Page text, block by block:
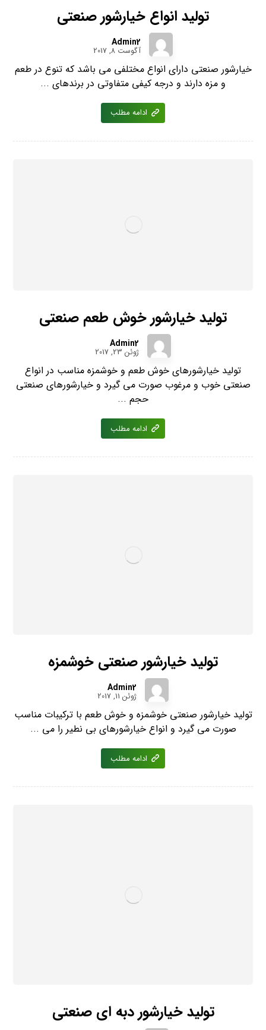
تولید انواع خیارشور صنعتی
Admin2
آگوست 8, 2017
خیارشور صنعتی دارای انواع مختلفی می باشد که تنوع در طعم
و مزه دارند و درجه کیفی متفاوتی در برندهای ...
ادامه مطلب
تولید خیارشور خوش طعم صنعتی
Admin2
ژوئن 23, 2017
تولید خیارشورهای خوش طعم و خوشمزه مناسب در انواع
صنعتی خوب و مرغوب صورت می گیرد و خیارشورهای صنعتی
حجم ...
ادامه مطلب
تولید خیارشور صنعتی خوشمزه
Admin2
ژوئن 11, 2017
تولید خیارشور صنعتی خوشمزه و خوش طعم با ترکیبات مناسب
صورت می گیرد و انواع خیارشورهای بی نطیر را می ...
ادامه مطلب
تولید خیارشور دبه ای صنعتی